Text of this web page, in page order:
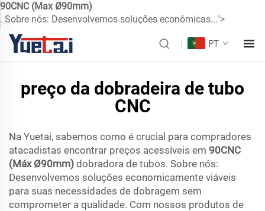
90CNC (Max Ø90mm)
. Sobre nós: Desenvolvemos soluções econômicas...">
PT
preço da dobradeira de tubo
CNC
Na Yuetai, sabemos como é crucial para compradores
atacadistas encontrar preços acessíveis em 90CNC
(Máx Ø90mm) dobradora de tubos. Sobre nós:
Desenvolvemos soluções economicamente viáveis
para suas necessidades de dobragem sem
comprometer a qualidade. Com nossos produtos de